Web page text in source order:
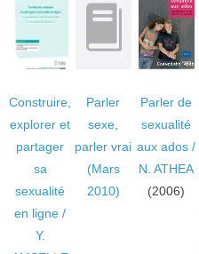
Construire,
explorer et
partager
sa
sexualité
en ligne /
Y.
Parler
sexe,
parler vrai
(Mars
2010)
Parler de
sexualité
aux ados /
N. ATHEA
(2006)